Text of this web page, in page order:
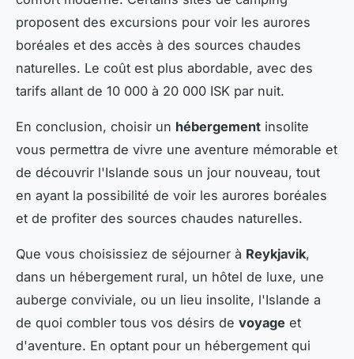
proposent des excursions pour voir les aurores
boréales et des accès à des sources chaudes
naturelles. Le coût est plus abordable, avec des
tarifs allant de 10 000 à 20 000 ISK par nuit.
En conclusion, choisir un hébergement insolite
vous permettra de vivre une aventure mémorable et
de découvrir l'Islande sous un jour nouveau, tout
en ayant la possibilité de voir les aurores boréales
et de profiter des sources chaudes naturelles.
Que vous choisissiez de séjourner à Reykjavik,
dans un hébergement rural, un hôtel de luxe, une
auberge conviviale, ou un lieu insolite, l'Islande a
de quoi combler tous vos désirs de voyage et
d'aventure. En optant pour un hébergement qui